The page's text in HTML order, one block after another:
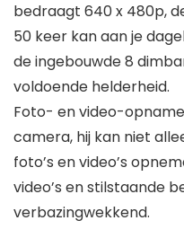
bedraagt 640 x 480p,
50 keer kan aan je
de ingebouwde 8
voldoende helderheid.
Foto- en video-
camera, hij kan niet
foto’s en video’s
video’s en stilstaande
verbazingwekkend.